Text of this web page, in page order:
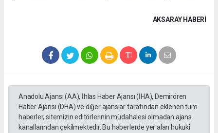
AKSARAY HABERİ
Anadolu Ajansı (AA), İhlas Haber Ajansı (İHA), Demirören
Haber Ajansı (DHA) ve diğer ajanslar tarafından eklenen tüm
haberler, sitemizin editörlerinin müdahalesi olmadan ajans
kanallarından çekilmektedir. Bu haberlerde yer alan hukuki